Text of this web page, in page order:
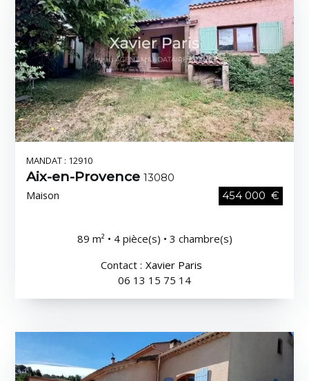
MANDAT : 12910
Aix-en-Provence13080
Maison 454 000 €
89 m² • 4 pièce(s) • 3 chambre(s)
Contact : Xavier Paris
06 13 15 75 14